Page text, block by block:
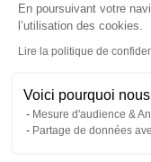
En poursuivant votre
l’utilisation des cookies.
Lire la politique de
Voici pourquoi
Mesure d'audience &
Partage de données